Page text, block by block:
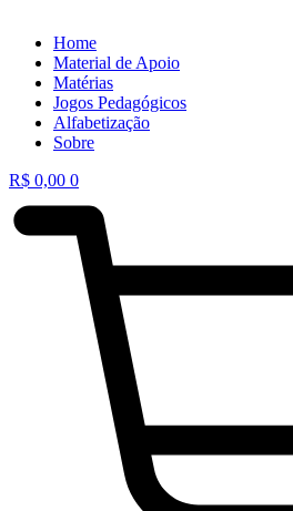
Home
Material de Apoio
Matérias
Jogos Pedagógicos
Alfabetização
Sobre
R$ 0,00 0